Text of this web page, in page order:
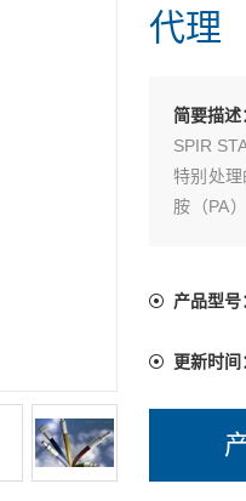
代理
简要描述
SPIR
特别处
胺（PA
用优质碳
产品型号
更新时间